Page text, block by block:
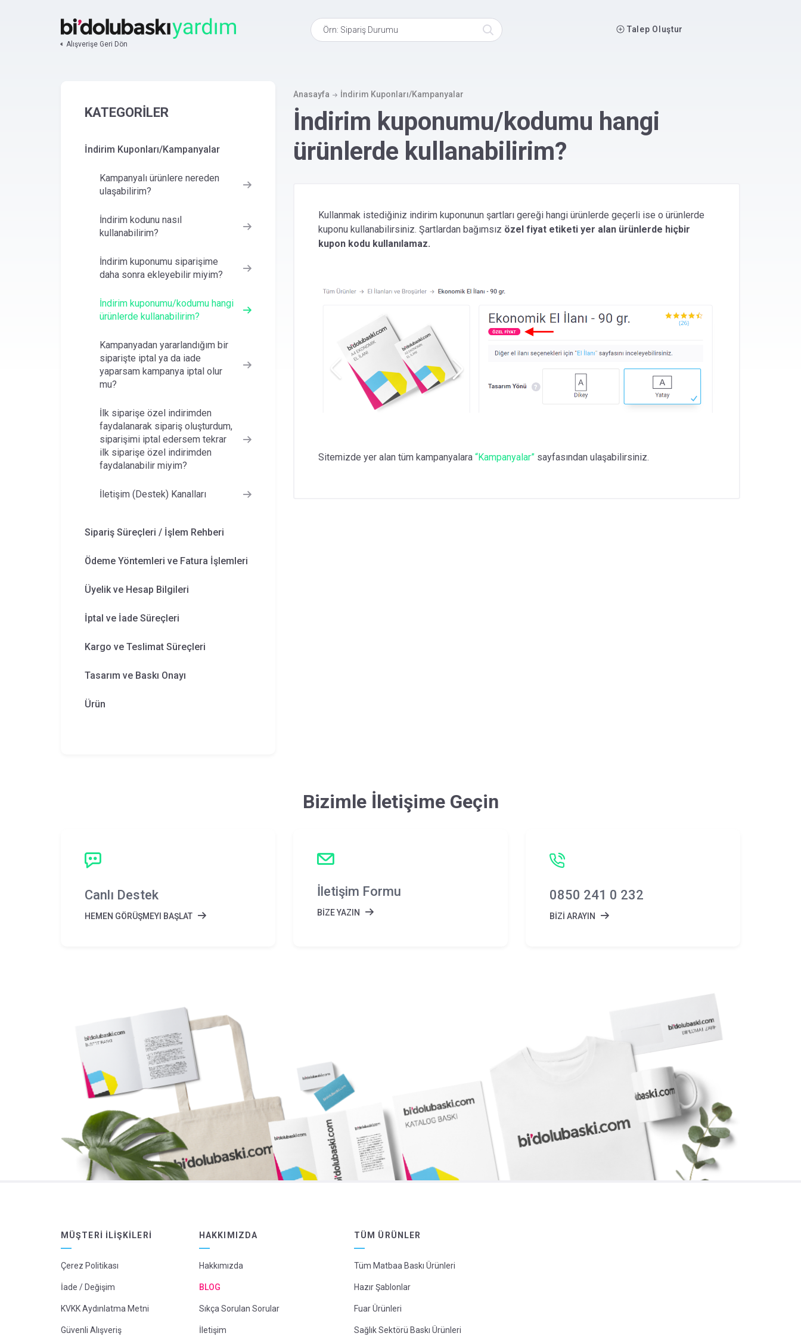
içeriğe
Alışverişe Geri Dön
Main navigation
Talep Oluştur
Anasayfa İndirim Kuponları/Kampanyalar
İndirim kuponumu/kodumu hangi
ürünlerde kullanabilirim?
Kullanmak istediğiniz indirim kuponunun şartları gereği hangi ürünlerde geçerli ise o ürünlerde
kuponu kullanabilirsiniz. Şartlardan bağımsız özel fiyat etiketi yer alan ürünlerde hiçbir
kupon kodu kullanılamaz.
Sitemizde yer alan tüm kampanyalara “Kampanyalar” sayfasından ulaşabilirsiniz.
KATEGORİLER
Sipariş Süreçleri / İşlem Rehberi
Ödeme Yöntemleri ve Fatura İşlemleri
Üyelik ve Hesap Bilgileri
İptal ve İade Süreçleri
Kargo ve Teslimat Süreçleri
Tasarım ve Baskı Onayı
Ürün
İndirim Kuponları/Kampanyalar
Kampanyalı ürünlere nereden
ulaşabilirim?
İndirim kodunu nasıl
kullanabilirim?
İndirim kuponumu siparişime
daha sonra ekleyebilir miyim?
İndirim kuponumu/kodumu hangi
ürünlerde kullanabilirim?
Kampanyadan yararlandığım bir
siparişte iptal ya da iade
yaparsam kampanya iptal olur
mu?
İlk siparişe özel indirimden
faydalanarak sipariş oluşturdum,
siparişimi iptal edersem tekrar
ilk siparişe özel indirimden
faydalanabilir miyim?
İletişim (Destek) Kanalları
Bizimle İletişime Geçin
Canlı Destek
HEMEN GÖRÜŞMEYI BAŞLAT
İletişim Formu
BİZE YAZIN
0850 241 0 232
BİZİ ARAYIN
MÜŞTERI İLIŞKILERI
Çerez Politikası
İade / Değişim
KVKK Aydınlatma Metni
Güvenli Alışveriş
HAKKIMIZDA
Hakkımızda
BLOG
Sıkça Sorulan Sorular
İletişim
TÜM ÜRÜNLER
Tüm Matbaa Baskı Ürünleri
Hazır Şablonlar
Fuar Ürünleri
Sağlık Sektörü Baskı Ürünleri